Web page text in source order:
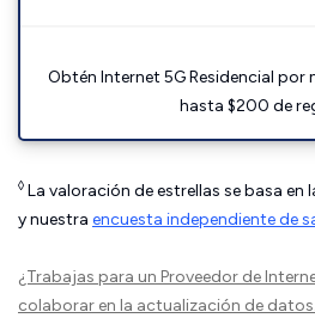
Obtén Internet 5G Residencial
hasta $200 de
◊ La valoración de estrellas se basa en
y nuestra encuesta independiente de
¿Trabajas para un Proveedor de
colaborar en la actualización de datos.